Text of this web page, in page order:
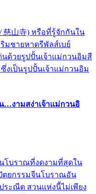
/ 慈山寺) หรือที่รู้จักกันใน
มชายหาดรีพัลส์เบย์
ด่นด้วยรูปปั้นเจ้าแม่กวนอิมสี
งเป็นรูปปั้นเจ้าแม่กวนอิม
น…งามสง่าเจ้าแม่กวนอิ
โบราณที่งดงามที่สุดใน
ปัตยกรรมจีนโบราณอัน
ระณีต สวนแห่งนี้ไม่เพียง